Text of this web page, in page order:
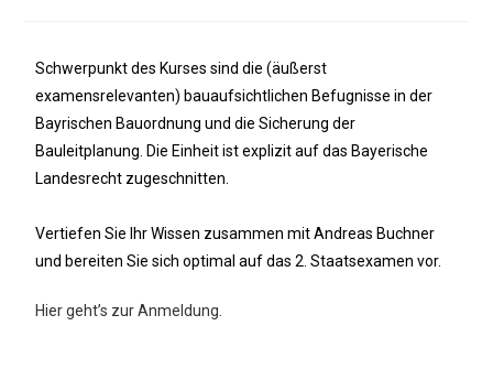
Schwerpunkt des Kurses sind die (äußerst
examensrelevanten) bauaufsichtlichen Befugnisse in der
Bayrischen Bauordnung und die Sicherung der
Bauleitplanung. Die Einheit ist explizit auf das Bayerische
Landesrecht zugeschnitten.
Vertiefen Sie Ihr Wissen zusammen mit Andreas Buchner
und bereiten Sie sich optimal auf das 2. Staatsexamen vor.
Hier geht’s zur Anmeldung.